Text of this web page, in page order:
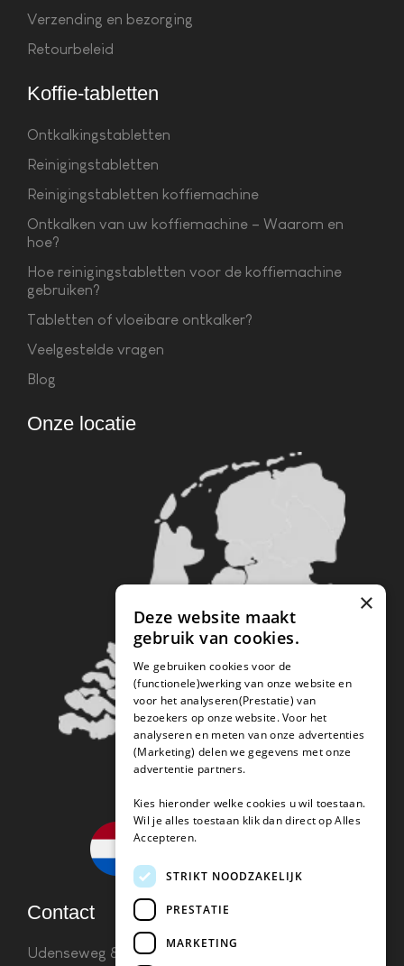
Verzending en bezorging
Retourbeleid
Koffie-tabletten
Ontkalkingstabletten
Reinigingstabletten
Reinigingstabletten koffiemachine
Ontkalken van uw koffiemachine – Waarom en
hoe?
Hoe reinigingstabletten voor de koffiemachine
gebruiken?
Tabletten of vloeibare ontkalker?
Veelgestelde vragen
Blog
Onze locatie
Contact
Udenseweg 8B 5405 PA Udeninfo(@)koffie-
×
Deze website maakt
gebruik van cookies.
We gebruiken cookies voor de
(functionele)werking van onze website en
voor het analyseren(Prestatie) van
bezoekers op onze website. Voor het
analyseren en meten van onze advertenties
(Marketing) delen we gegevens met onze
advertentie partners.
Kies hieronder welke cookies u wil toestaan.
Wil je alles toestaan klik dan direct op Alles
Accepteren.
STRIKT NOODZAKELIJK
PRESTATIE
MARKETING